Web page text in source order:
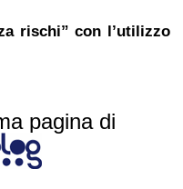
rischi” con l’utilizzo
pagina di